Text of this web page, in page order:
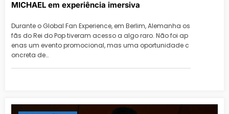
MICHAEL em experiência imersiva
Durante o Global Fan Experience, em Berlim, Alemanha os
fãs do Rei do Pop tiveram acesso a algo raro. Não foi ap
enas um evento promocional, mas uma oportunidade c
oncreta de…